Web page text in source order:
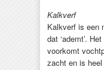
Kalkverf
Kalkverf is een
dat ‘ademt’.
voorkomt
zacht en is